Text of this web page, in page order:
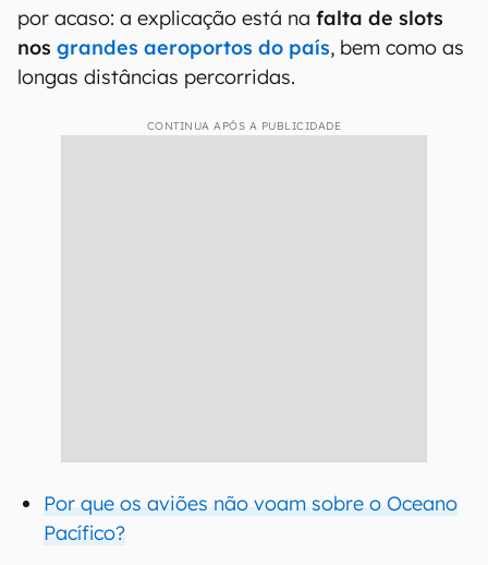
por acaso: a explicação está na falta de slots
nos grandes aeroportos do país, bem como as
longas distâncias percorridas.
CONTINUA APÓS A PUBLICIDADE
Por que os aviões não voam sobre o Oceano
Pacífico?